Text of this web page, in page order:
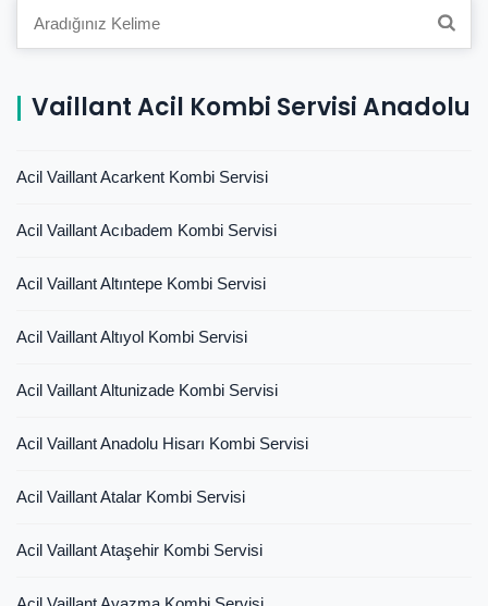
Vaillant Acil Kombi Servisi Anadolu
Acil Vaillant Acarkent Kombi Servisi
Acil Vaillant Acıbadem Kombi Servisi
Acil Vaillant Altıntepe Kombi Servisi
Acil Vaillant Altıyol Kombi Servisi
Acil Vaillant Altunizade Kombi Servisi
Acil Vaillant Anadolu Hisarı Kombi Servisi
Acil Vaillant Atalar Kombi Servisi
Acil Vaillant Ataşehir Kombi Servisi